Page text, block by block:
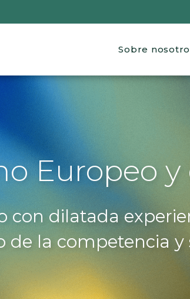
Main
Sobre
Europeo
con dilatada
de la competencia